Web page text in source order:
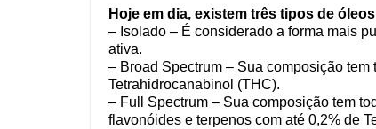
Hoje em dia, existem três tipos de
– Isolado – É considerado a forma mais
ativa.
– Broad Spectrum – Sua composição
Tetrahidrocanabinol (THC).
– Full Spectrum – Sua composição tem
flavonóides e terpenos com até 0,2% de